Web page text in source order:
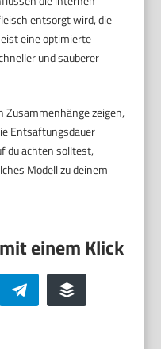
entsorgt wird, die
eine optimierte
und sauberer
Zusammenhänge zeigen,
Entsaftungsdauer
du achten solltest,
Modell zu deinem
Telegram Buffer